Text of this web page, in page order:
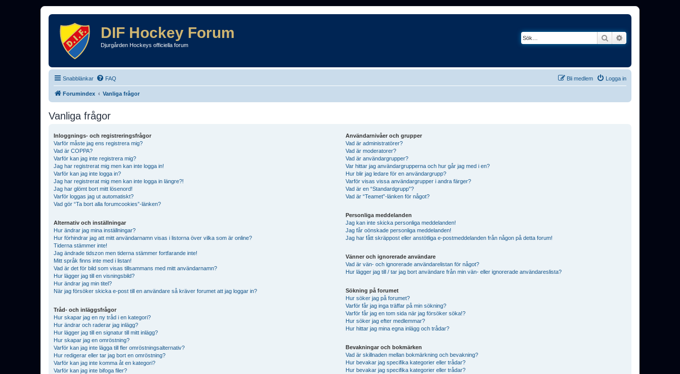
DIF Hockey Forum
Djurgården Hockeys officiella forum
Sök
Snabblänkar FAQ Logga in
Bli medlem
Forumindex Vanliga frågor
Vanliga frågor
Inloggnings- och registreringsfrågor
Varför måste jag ens registrera mig?
Vad är COPPA?
Varför kan jag inte registrera mig?
Jag har registrerat mig men kan inte logga in!
Varför kan jag inte logga in?
Jag har registrerat mig men kan inte logga in längre?!
Jag har glömt bort mitt lösenord!
Varför loggas jag ut automatiskt?
Vad gör “Ta bort alla forumcookies”-länken?
Alternativ och inställningar
Hur ändrar jag mina inställningar?
Hur förhindrar jag att mitt användarnamn visas i listorna över vilka som är online?
Tiderna stämmer inte!
Jag ändrade tidszon men tiderna stämmer fortfarande inte!
Mitt språk finns inte med i listan!
Vad är det för bild som visas tillsammans med mitt användarnamn?
Hur lägger jag till en visningsbild?
Hur ändrar jag min titel?
När jag försöker skicka e-post till en användare så kräver forumet att jag loggar in?
Tråd- och inläggsfrågor
Hur skapar jag en ny tråd i en kategori?
Hur ändrar och raderar jag inlägg?
Hur lägger jag till en signatur till mitt inlägg?
Hur skapar jag en omröstning?
Varför kan jag inte lägga till fler omröstningsalternativ?
Hur redigerar eller tar jag bort en omröstning?
Varför kan jag inte komma åt en kategori?
Varför kan jag inte bifoga filer?
Användarnivåer och grupper
Vad är administratörer?
Vad är moderatorer?
Vad är användargrupper?
Var hittar jag användargrupperna och hur går jag med i en?
Hur blir jag ledare för en användargrupp?
Varför visas vissa användargrupper i andra färger?
Vad är en “Standardgrupp”?
Vad är “Teamet”-länken för något?
Personliga meddelanden
Jag kan inte skicka personliga meddelanden!
Jag får oönskade personliga meddelanden!
Jag har fått skräppost eller anstötliga e-postmeddelanden från någon på detta forum!
Vänner och ignorerade användare
Vad är vän- och ignorerade användarelistan för något?
Hur lägger jag till / tar jag bort användare från min vän- eller ignorerade användareslista?
Sökning på forumet
Hur söker jag på forumet?
Varför får jag inga träffar på min sökning?
Varför får jag en tom sida när jag försöker söka!?
Hur söker jag efter medlemmar?
Hur hittar jag mina egna inlägg och trådar?
Bevakningar och bokmärken
Vad är skillnaden mellan bokmärkning och bevakning?
Hur bevakar jag specifika kategorier eller trådar?
Hur bevakar jag specifika kategorier eller trådar?